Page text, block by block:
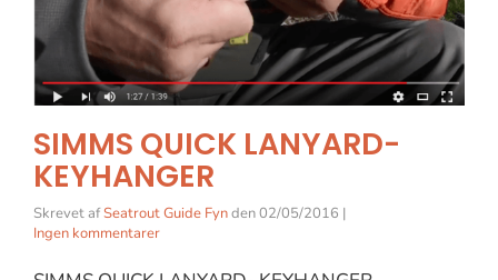
SIMMS QUICK LANYARD-
KEYHANGER
Skrevet afSeatrout Guide Fynden02/05/2016 |
Ingen kommentarer